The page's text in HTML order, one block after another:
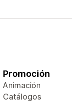
Promoción
Animación
Catálogos